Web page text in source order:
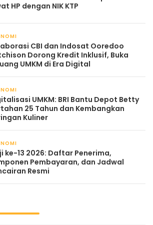
HP dengan NIK KTP
CBI dan Indosat Ooredoo
Dorong Kredit Inklusif, Buka
UMKM di Era Digital
UMKM: BRI Bantu Depot Betty
25 Tahun dan Kembangkan
Kuliner
ke-13 2026: Daftar Penerima,
Pembayaran, dan Jadwal
Resmi